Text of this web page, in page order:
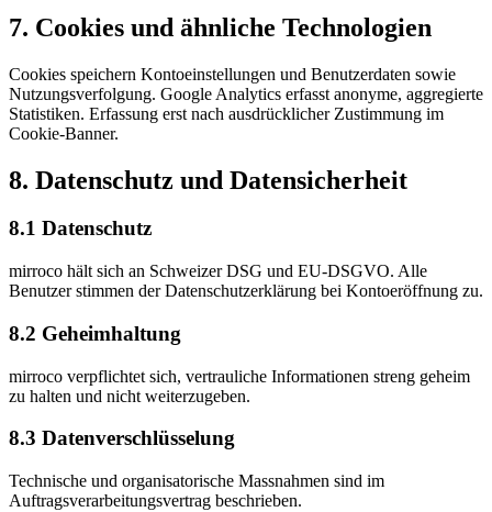
7. Cookies und ähnliche Technologien
Cookies speichern Kontoeinstellungen und Benutzerdaten sowie
Nutzungsverfolgung. Google Analytics erfasst anonyme, aggregierte
Statistiken. Erfassung erst nach ausdrücklicher Zustimmung im
Cookie-Banner.
8. Datenschutz und Datensicherheit
8.1 Datenschutz
mirroco hält sich an Schweizer DSG und EU-DSGVO. Alle
Benutzer stimmen der Datenschutzerklärung bei Kontoeröffnung zu.
8.2 Geheimhaltung
mirroco verpflichtet sich, vertrauliche Informationen streng geheim
zu halten und nicht weiterzugeben.
8.3 Datenverschlüsselung
Technische und organisatorische Massnahmen sind im
Auftragsverarbeitungsvertrag beschrieben.